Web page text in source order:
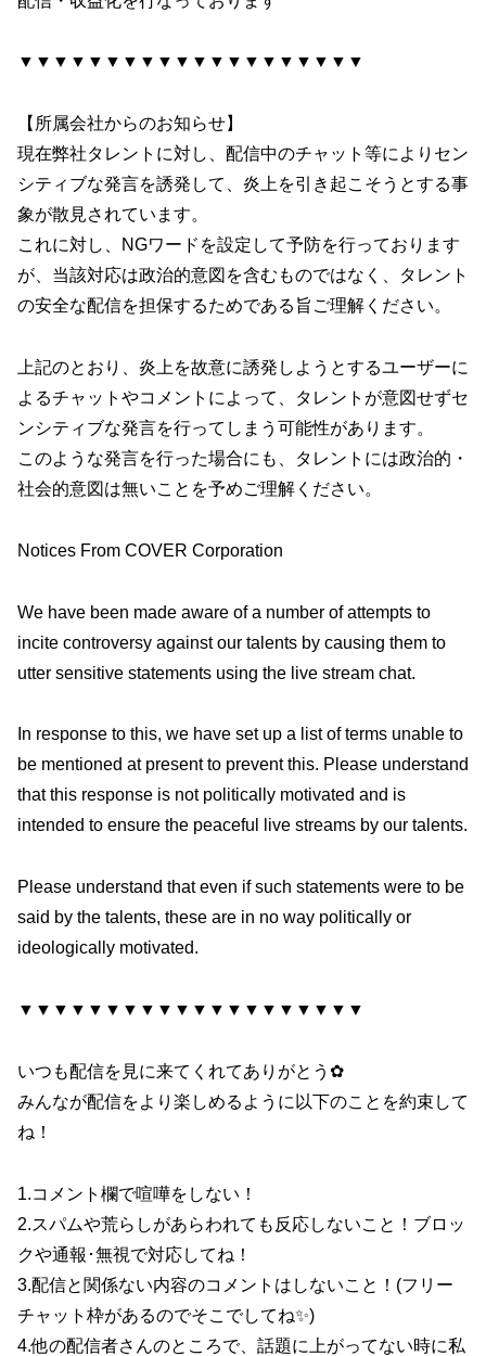
▼▼▼▼▼▼▼▼▼▼▼▼▼▼▼▼▼▼▼▼
【所属会社からのお知らせ】
現在弊社タレントに対し、配信中のチャット等によりセン
シティブな発言を誘発して、炎上を引き起こそうとする事
象が散見されています。
これに対し、NGワードを設定して予防を行っております
が、当該対応は政治的意図を含むものではなく、タレント
の安全な配信を担保するためである旨ご理解ください。
上記のとおり、炎上を故意に誘発しようとするユーザーに
よるチャットやコメントによって、タレントが意図せずセ
ンシティブな発言を行ってしまう可能性があります。
このような発言を行った場合にも、タレントには政治的・
社会的意図は無いことを予めご理解ください。
Notices From COVER Corporation
We have been made aware of a number of attempts to
incite controversy against our talents by causing them to
utter sensitive statements using the live stream chat.
In response to this, we have set up a list of terms unable to
be mentioned at present to prevent this. Please understand
that this response is not politically motivated and is
intended to ensure the peaceful live streams by our talents.
Please understand that even if such statements were to be
said by the talents, these are in no way politically or
ideologically motivated.
▼▼▼▼▼▼▼▼▼▼▼▼▼▼▼▼▼▼▼▼
いつも配信を見に来てくれてありがとう✿
みんなが配信をより楽しめるように以下のことを約束して
ね！
1.コメント欄で喧嘩をしない！
2.スパムや荒らしがあらわれても反応しないこと！ブロッ
クや通報･無視で対応してね！
3.配信と関係ない内容のコメントはしないこと！(フリー
チャット枠があるのでそこでしてね✨)
4.他の配信者さんのところで、話題に上がってない時に私